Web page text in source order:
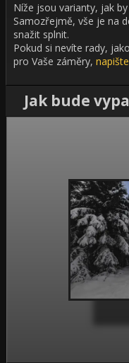
Níže jsou varianty, jak
Samozřejmě, vše je na
snažit splnit.
Pokud si nevíte rady,
pro Vaše záměry,
Jak bude